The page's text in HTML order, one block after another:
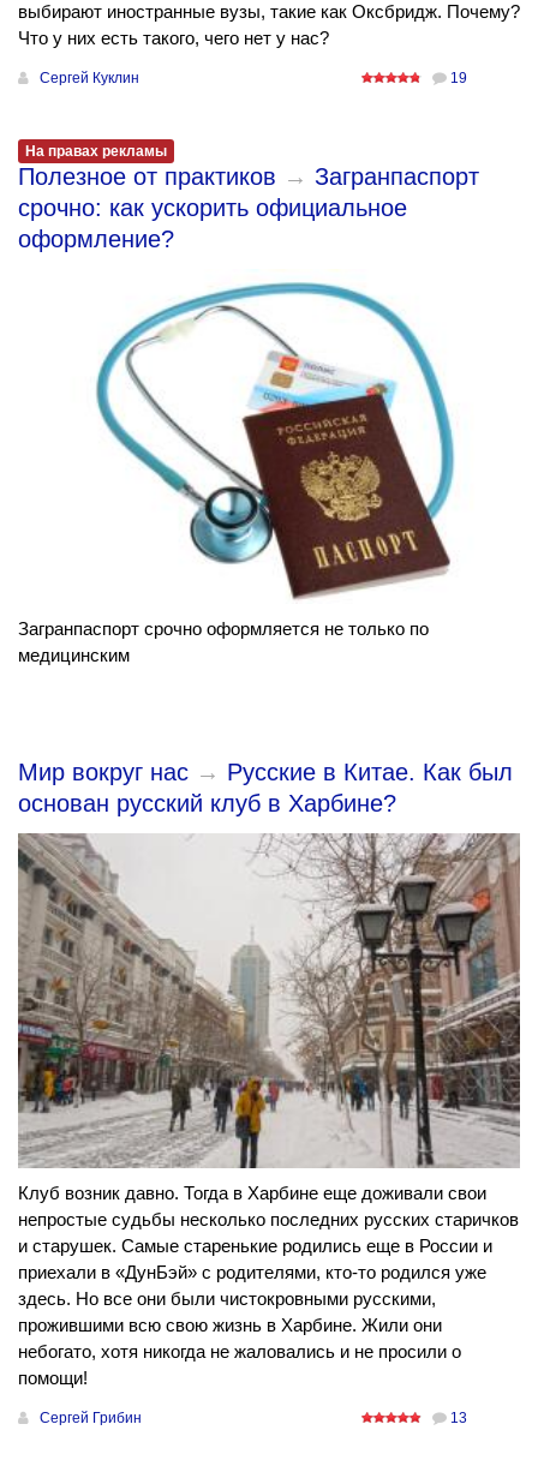
выбирают иностранные вузы, такие как Оксбридж. Почему?
Что у них есть такого, чего нет у нас?
Сергей Куклин 19
На правах рекламы
Полезное от практиков → Загранпаспорт
срочно: как ускорить официальное
оформление?
Загранпаспорт срочно оформляется не только по
медицинским
Мир вокруг нас → Русские в Китае. Как был
основан русский клуб в Харбине?
Клуб возник давно. Тогда в Харбине еще доживали свои
непростые судьбы несколько последних русских старичков
и старушек. Самые старенькие родились еще в России и
приехали в «ДунБэй» с родителями, кто-то родился уже
здесь. Но все они были чистокровными русскими,
прожившими всю свою жизнь в Харбине. Жили они
небогато, хотя никогда не жаловались и не просили о
помощи!
Сергей Грибин 13